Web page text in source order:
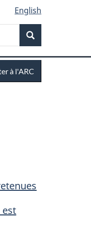
English
à l'ARC
est